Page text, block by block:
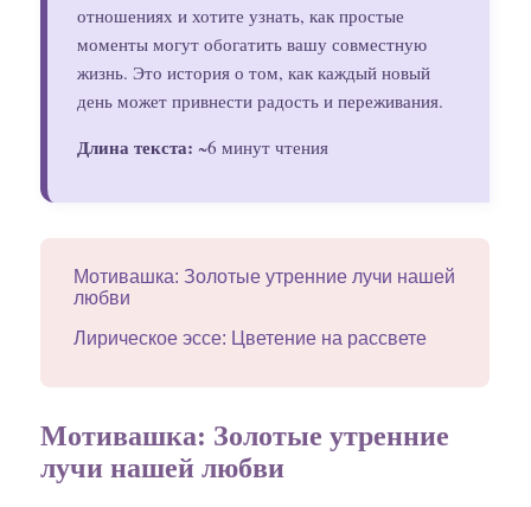
отношениях и хотите узнать, как простые
моменты могут обогатить вашу совместную
жизнь. Это история о том, как каждый новый
день может привнести радость и переживания.
Длина текста: ~6 минут чтения
Мотивашка: Золотые утренние лучи нашей
любви
Лирическое эссе: Цветение на рассвете
Мотивашка: Золотые утренние
лучи нашей любви